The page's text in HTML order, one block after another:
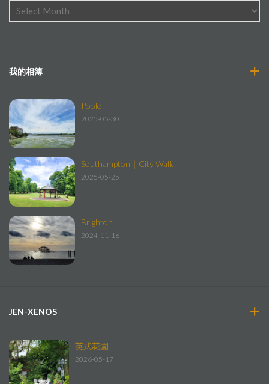
我的相簿
Poole
2025-05-30
Southampton｜City Walk
2025-05-25
Brighton
2024-11-16
JEN-XENOS
英式花園
2026-05-17